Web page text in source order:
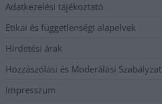
Adatkezelési tájékoztató
Etikai és függetlenségi alapelvek
Hirdetési árak
Hozzászólási és Moderálási Szabályzat
Impresszum